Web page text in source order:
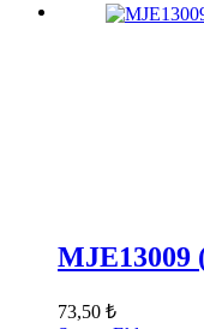
MJE13009
73,50 ₺